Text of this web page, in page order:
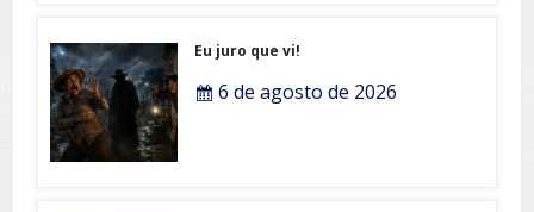
Eu juro que vi!
6 de agosto de 2026